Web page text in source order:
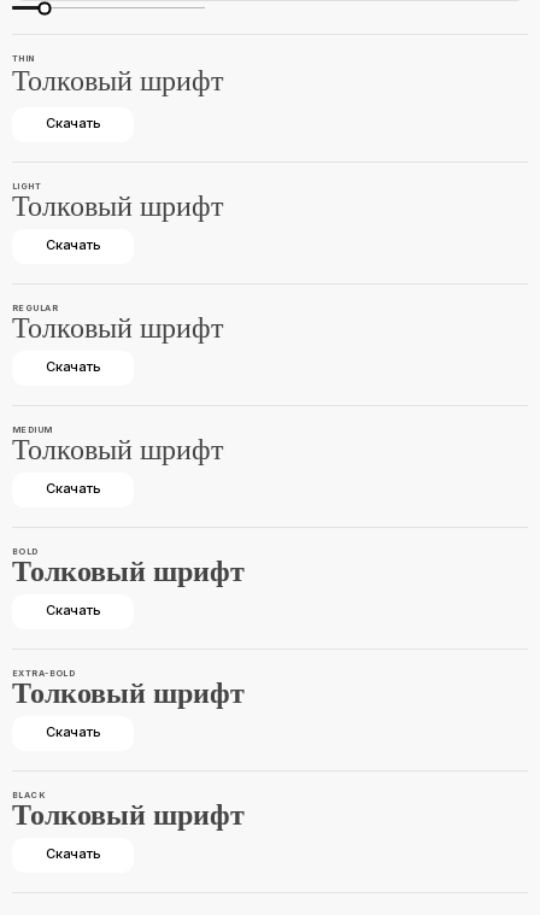
THIN
Толковый шрифт
Скачать
LIGHT
Толковый шрифт
Скачать
REGULAR
Толковый шрифт
Скачать
MEDIUM
Толковый шрифт
Скачать
BOLD
Толковый шрифт
Скачать
EXTRA-BOLD
Толковый шрифт
Скачать
BLACK
Толковый шрифт
Скачать